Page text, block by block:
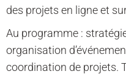
des projets en ligne et
Au programme :
organisation
coordination de projets.